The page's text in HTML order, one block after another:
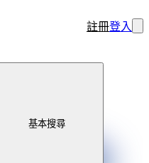
註冊登入
基本搜尋